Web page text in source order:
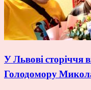
У Львові сторіччя
Голодомору